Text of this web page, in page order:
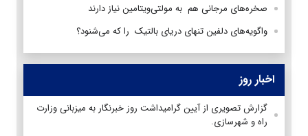
صخره‌های مرجانی هم به مولتی‌ویتامین نیاز دارند
واگویه‌های دلفین تنهای دریای بالتیک را که می‌شنود؟
اخبار روز
گزارش تصویری از آیین گرامیداشت روز خبرنگار به میزبانی وزارت
راه و شهرسازی.